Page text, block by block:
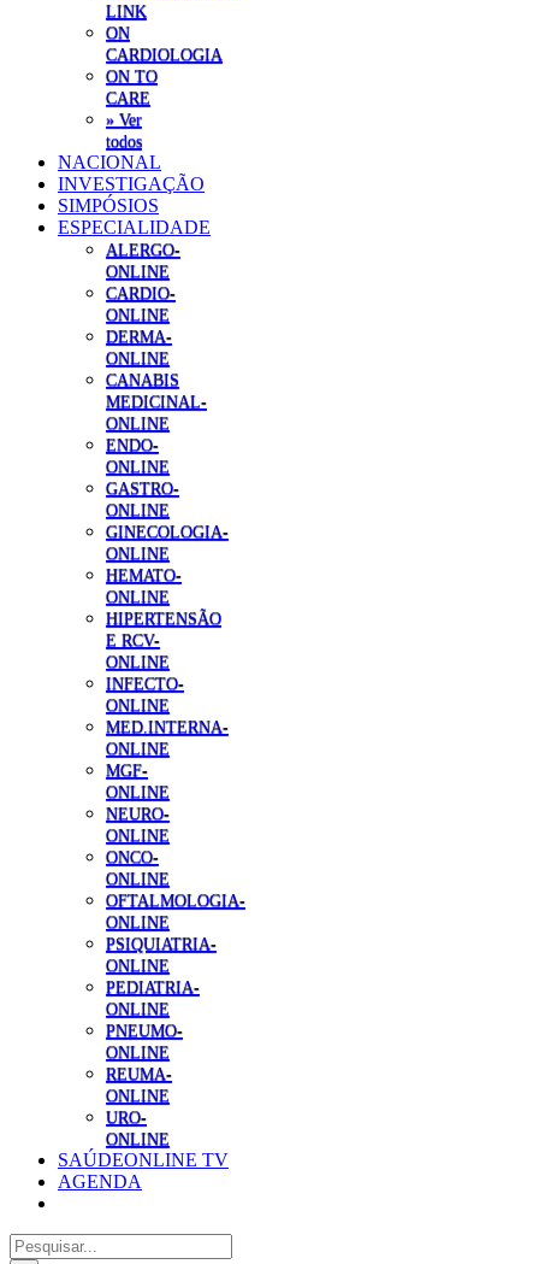
LINK
ON
CARDIOLOGIA
ON TO
CARE
» Ver
todos
NACIONAL
INVESTIGAÇÃO
SIMPÓSIOS
ESPECIALIDADE
ALERGO-
ONLINE
CARDIO-
ONLINE
DERMA-
ONLINE
CANABIS
MEDICINAL-
ONLINE
ENDO-
ONLINE
GASTRO-
ONLINE
GINECOLOGIA-
ONLINE
HEMATO-
ONLINE
HIPERTENSÃO
E RCV-
ONLINE
INFECTO-
ONLINE
MED.INTERNA-
ONLINE
MGF-
ONLINE
NEURO-
ONLINE
ONCO-
ONLINE
OFTALMOLOGIA-
ONLINE
PSIQUIATRIA-
ONLINE
PEDIATRIA-
ONLINE
PNEUMO-
ONLINE
REUMA-
ONLINE
URO-
ONLINE
SAÚDEONLINE TV
AGENDA
Pesquisar